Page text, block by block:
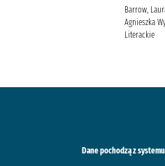
Barrow,
Agnieszka
Literackie
Dane pochodzą z